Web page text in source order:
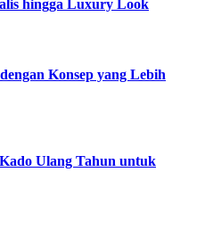
hingga Luxury Look
Konsep yang Lebih
Ulang Tahun untuk